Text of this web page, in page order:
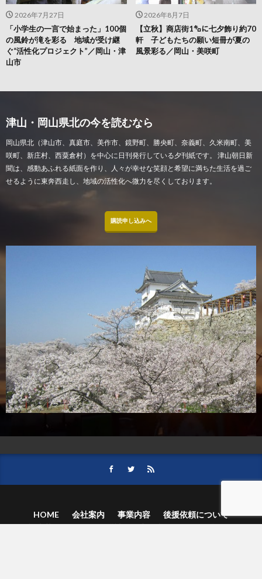
2026年8月7日
【立秋】商店街1㌔に七夕飾り約70
軒 子どもたちの願い短冊が夏の
風景彩る／岡山・美咲町
2026年7月27日
「小学生の一言で始まった」100個
の風鈴が滝を彩る 地域が受け継
ぐ“活性化プロジェクト”／岡山・津
山市
津山・岡山県北の今を読むなら
岡山県北（津山市、真庭市、美作市、鏡野町、勝央町、奈義町、久米南町、美
咲町、新庄村、西粟倉村）を中心に日刊発行している夕刊紙です。 津山朝日新
聞は、感動あふれる紙面を作り、人々が幸せな笑顔と希望に満ちた生活を過ご
せるように東奔西走し、地域の活性化へ微力を尽くしております。
購読申し込みへ
HOME 会社案内 事業内容
後援依頼について